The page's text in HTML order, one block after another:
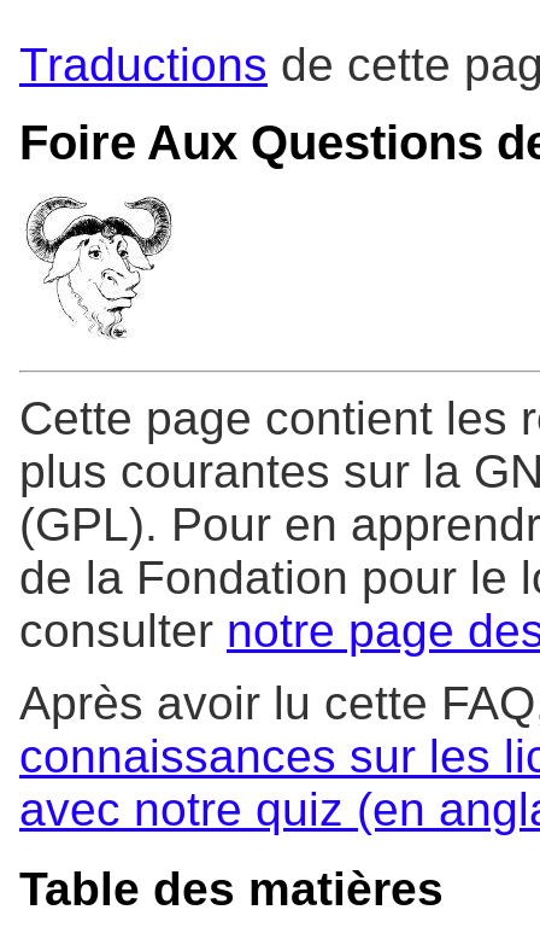
Traductions de cette
Foire Aux Questions
Cette page contient les
plus courantes sur la
(GPL). Pour en
de la Fondation pour le
consulter notre page
Après avoir lu cette
connaissances sur les
avec notre quiz (en
Table des matières